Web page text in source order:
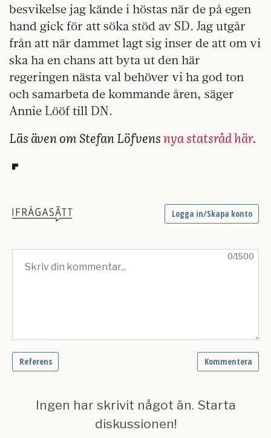
besvikelse jag kände i höstas när de på egen
hand gick för att söka stöd av SD. Jag utgår
från att när dammet lagt sig inser de att om vi
ska ha en chans att byta ut den här
regeringen nästa val behöver vi ha god ton
och samarbeta de kommande åren, säger
Annie Lööf till DN.
Läs även om Stefan Löfvensnya statsråd här.